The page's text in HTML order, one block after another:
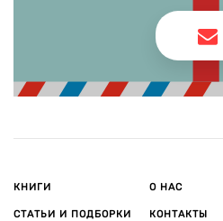
КНИГИ
СТАТЬИ И ПОДБОРКИ
О НАС
КОНТАКТЫ